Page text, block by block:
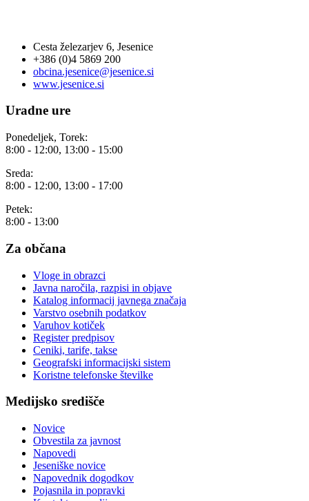
Cesta železarjev 6, Jesenice
+386 (0)4 5869 200
obcina.jesenice@jesenice.si
www.jesenice.si
Uradne ure
Ponedeljek, Torek:
8:00 - 12:00, 13:00 - 15:00
Sreda:
8:00 - 12:00, 13:00 - 17:00
Petek:
8:00 - 13:00
Za občana
Vloge in obrazci
Javna naročila, razpisi in objave
Katalog informacij javnega značaja
Varstvo osebnih podatkov
Varuhov kotiček
Register predpisov
Ceniki, tarife, takse
Geografski informacijski sistem
Koristne telefonske številke
Medijsko središče
Novice
Obvestila za javnost
Napovedi
Jeseniške novice
Napovednik dogodkov
Pojasnila in popravki